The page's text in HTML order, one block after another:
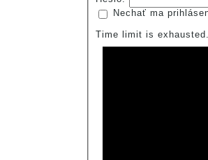
Nechať ma
Time limit is